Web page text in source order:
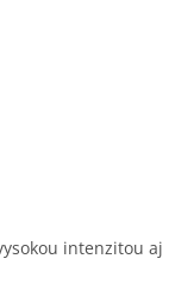
intenzitou aj